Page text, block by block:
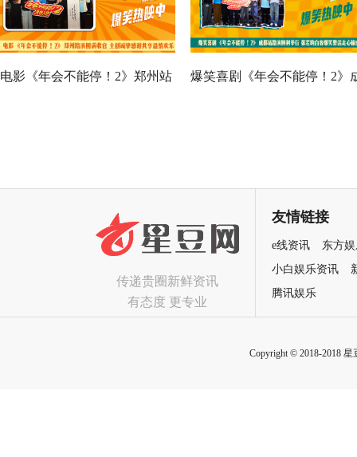
电影《年会不能停！2》郑州站 爆笑喜剧《年会不能停！2》
传递贵圈新鲜资讯
有态度 更专业
友情链接
e线资讯
东方
小白娱乐资讯
腾讯娱乐
Copyright © 2018-2018